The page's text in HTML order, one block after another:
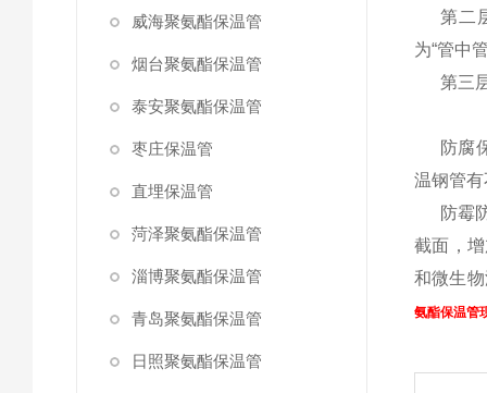
威海聚氨酯保温管
烟台聚氨酯保温管
泰安聚氨酯保温管
枣庄保温管
直埋保温管
菏泽聚氨酯保温管
淄博聚氨酯保温管
青岛聚氨酯保温管
日照聚氨酯保温管
第二
为“管中
第三
防腐
温钢管
防霉
截面，
和微生
氨酯保温管